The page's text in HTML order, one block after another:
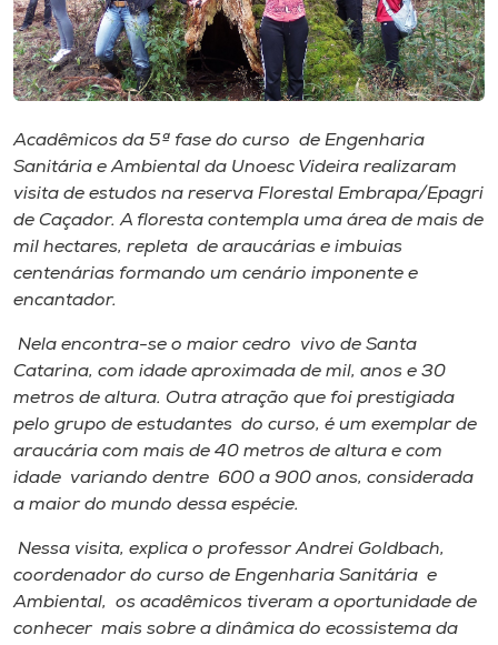
Rádio
Unoesc
Store
o idioma
A+
A-
Acadêmicos da 5ª fase do curso de Engenharia
Sanitária e Ambiental da Unoesc Videira realizaram
visita de estudos na reserva Florestal Embrapa/Epagri
de Caçador. A floresta contempla uma área de mais de
mil hectares, repleta de araucárias e imbuias
centenárias formando um cenário imponente e
encantador.
Nela encontra-se o maior cedro vivo de Santa
Catarina, com idade aproximada de mil, anos e 30
metros de altura. Outra atração que foi prestigiada
pelo grupo de estudantes do curso, é um exemplar de
araucária com mais de 40 metros de altura e com
idade variando dentre 600 a 900 anos, considerada
a maior do mundo dessa espécie.
Nessa visita, explica o professor Andrei Goldbach,
coordenador do curso de Engenharia Sanitária e
Ambiental, os acadêmicos tiveram a oportunidade de
conhecer mais sobre a dinâmica do ecossistema da